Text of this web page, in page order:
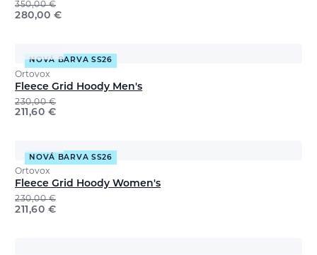
350,00€
280,00 €
NOVÁ BARVA SS26
Ortovox
Fleece Grid Hoody Men's
230,00€
211,60 €
NOVÁ BARVA SS26
Ortovox
Fleece Grid Hoody Women's
230,00€
211,60 €